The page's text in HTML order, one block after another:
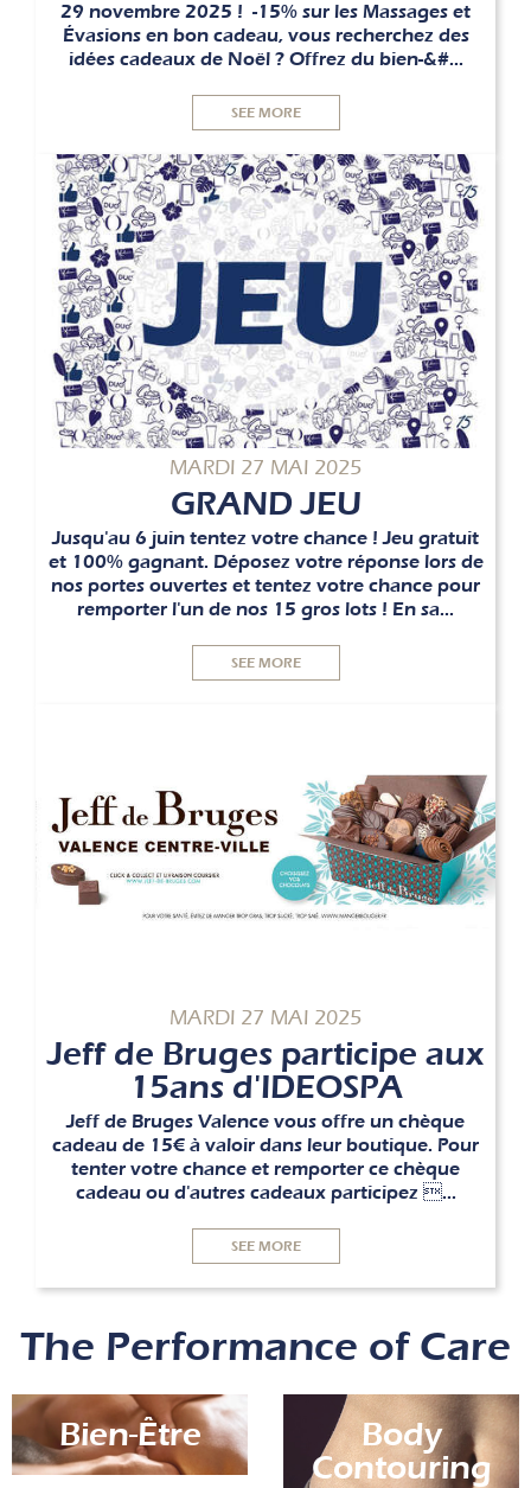
29 novembre 2025 ! -15% sur les Massages et
Évasions en bon cadeau, vous recherchez des
idées cadeaux de Noël ? Offrez du bien-&#...
SEE MORE
MARDI 27 MAI 2025
GRAND JEU
Jusqu'au 6 juin tentez votre chance ! Jeu gratuit
et 100% gagnant. Déposez votre réponse lors de
nos portes ouvertes et tentez votre chance pour
remporter l'un de nos 15 gros lots ! En sa...
SEE MORE
MARDI 27 MAI 2025
Jeff de Bruges participe aux
15ans d'IDEOSPA
Jeff de Bruges Valence vous offre un chèque
cadeau de 15€ à valoir dans leur boutique. Pour
tenter votre chance et remporter ce chèque
cadeau ou d'autres cadeaux participez ...
SEE MORE
The Performance of Care
Bien-Être
Body
Contouring